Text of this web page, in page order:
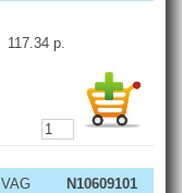
117.34 р.
VAG
N10609101